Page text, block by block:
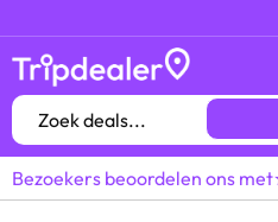
Hetgróótste
Bezoekers beoordelen ons met